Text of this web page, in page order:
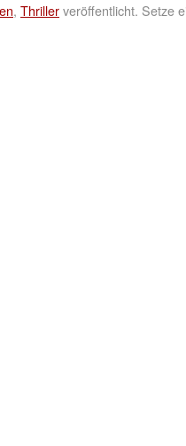
, Thrillerveröffentlicht. Setze